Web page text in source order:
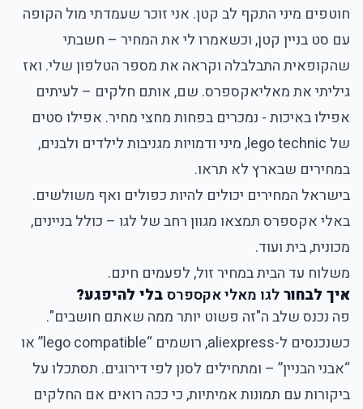
חוטפים מיני התקף לב קטן. אני זוכר שעמדתי מול הקופה
עם סט בניין קטן, וכשאמרו לי את המחיר – חשבתי
שהקופאית התבלבלה וקראה את מספר הטלפון שלי. ואז
גיליתי את מאליאקספרס. שם, אותם חלקים – לעיתים
אפילו באיכות - נמכרים בפחות מחצי מחיר. אפילו סטים
של lego technic, מיני ודמויות מגניבות לילדים ולבנים,
במחירים שבארץ לא תראו.
בישראל המחירים יכולים להיות כפולים ואף משולשים.
באלי אקספרס תמצאו מגוון רחב של לגו – כולל בניינים,
מכונית, בית ועוד.
משלוח עד הבית במחיר זול, לפעמים חינם.
איך לבחורלגו מאלי אקספרסבלי להיפגע?
פה נכנס שלב ה"זה פשוט יותר ממה שאתם חושבים".
כשנכנסים ל-aliexpress, רושמים “lego compatible” או
“אבני הבניין” – ומתחילים לסנן לפי דירוגים. תסתכלו על
ביקורות עם תמונות אמיתיות, כי ככה רואים אם החלקים